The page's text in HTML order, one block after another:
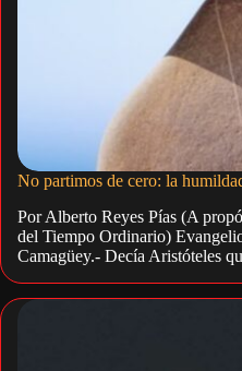
No partimos de cero: la
Por Alberto Reyes Pías (A
del Tiempo Ordinario)
Camagüey.- Decía Aristóteles